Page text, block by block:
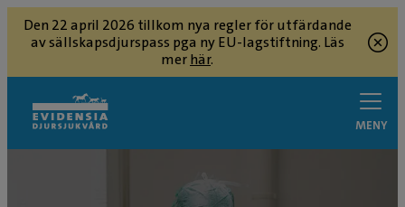
Den 22 april 2026 tillkom nya regler för utfärdande
av sällskapsdjurspass pga ny EU-lagstiftning. Läs
merhär.
MENY